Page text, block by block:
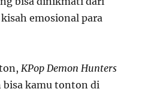
emosional para
KPop Demon Hunters
bisa kamu tonton di